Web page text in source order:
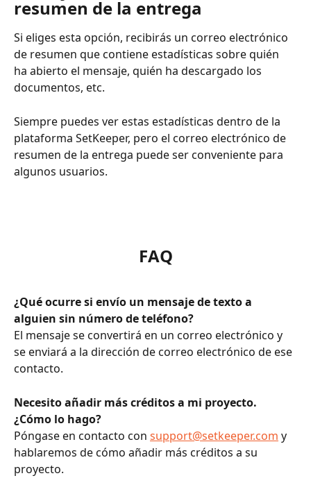
resumen de la entrega
Si eliges esta opción, recibirás un correo electrónico
de resumen que contiene estadísticas sobre quién
ha abierto el mensaje, quién ha descargado los
documentos, etc.
Siempre puedes ver estas estadísticas dentro de la
plataforma SetKeeper, pero el correo electrónico de
resumen de la entrega puede ser conveniente para
algunos usuarios.
FAQ
¿Qué ocurre si envío un mensaje de texto a
alguien sin número de teléfono?
El mensaje se convertirá en un correo electrónico y
se enviará a la dirección de correo electrónico de ese
contacto.
Necesito añadir más créditos a mi proyecto.
¿Cómo lo hago?
Póngase en contacto con support@setkeeper.com y
hablaremos de cómo añadir más créditos a su
proyecto.